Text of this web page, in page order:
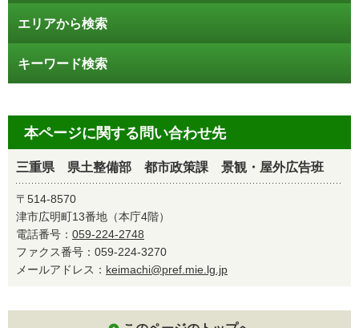
エリアから検索
キーワード検索
本ページに関する問い合わせ先
三重県 県土整備部 都市政策課 景観・屋外広告班
〒514-8570
津市広明町13番地（本庁4階）
電話番号： 059-224-2748
ファクス番号：059-224-3270
メールアドレス： keimachi@pref.mie.lg.jp